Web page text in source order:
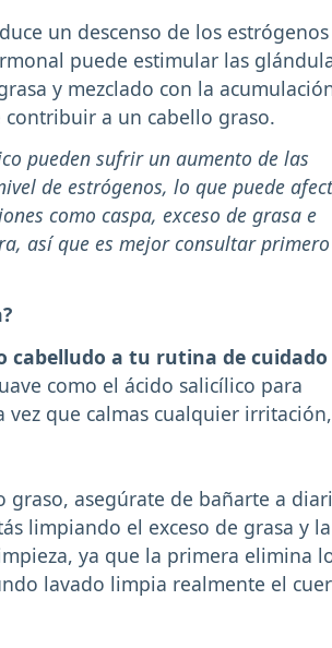
un descenso de los
puede estimular las
y mezclado con la
a un cabello graso.
pueden sufrir un aumento de las
de estrógenos, lo que puede
como caspa, exceso de grasa e
así que es mejor consultar
a tu rutina de cuidado
como el ácido salicílico para
que calmas cualquier irritación,
graso, asegúrate de bañarte a
limpiando el exceso de grasa y la
ya que la primera elimina
lavado limpia realmente el